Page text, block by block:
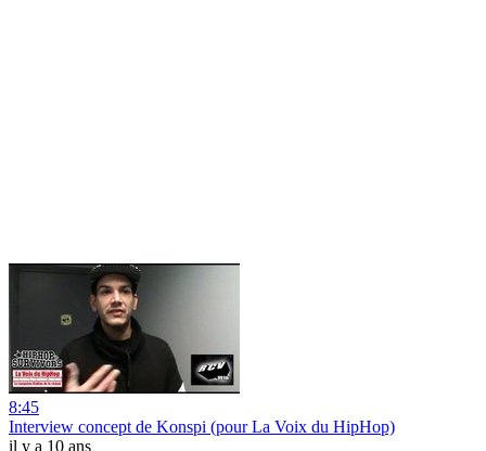
8:45
Interview concept de Konspi (pour La Voix du HipHop)
il y a 10 ans